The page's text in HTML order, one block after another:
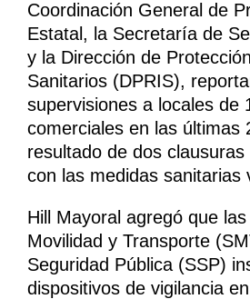
Coordinación General de
Estatal, la Secretaría de
y la Dirección de
Sanitarios (DPRIS),
supervisiones a locales de
comerciales en las últimas
resultado de dos
con las medidas sanitarias
Hill Mayoral agregó que
Movilidad y Transporte
Seguridad Pública (SSP)
dispositivos de vigilancia